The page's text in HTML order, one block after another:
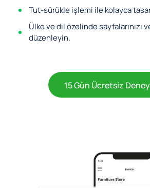
Tut-sürükle işlemi ile kolayca
Ülke ve dil özelinde sayfalarınızı
düzenleyin.
15 Gün Ücretsiz